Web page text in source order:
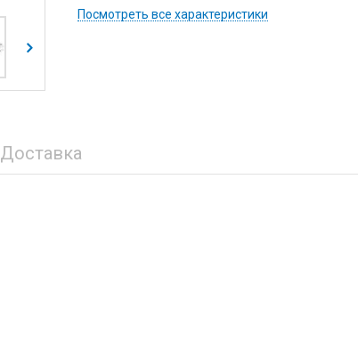
Посмотреть все характеристики
Доставка